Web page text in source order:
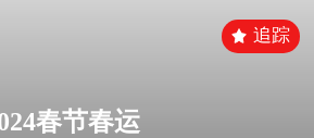
春节春运
追踪